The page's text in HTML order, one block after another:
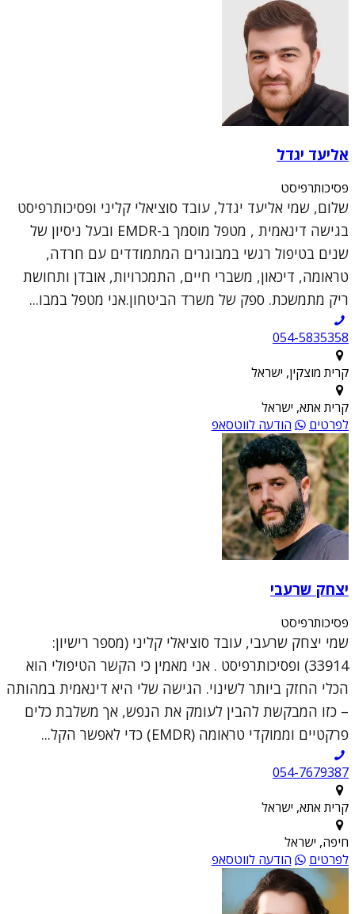
אליעד יגדל
פסיכותרפיסט
שלום, שמי אליעד יגדל, עובד סוציאלי קליני ופסיכותרפיסט
בגישה דינאמית , מטפל מוסמך ב-EMDR ובעל ניסיון של
שנים בטיפול רגשי במבוגרים המתמודדים עם חרדה,
טראומה, דיכאון, משברי חיים, התמכרויות, אובדן ותחושת
ריק מתמשכת. ספק של משרד הביטחון.אני מטפל במבו...
054-5835358
קרית מוצקין, ישראל
קרית אתא, ישראל
לפרטים
הודעה לווטסאפ
יצחק שרעבי
פסיכותרפיסט
שמי יצחק שרעבי, עובד סוציאלי קליני (מספר רישיון:
33914) ופסיכותרפיסט . אני מאמין כי הקשר הטיפולי הוא
הכלי החזק ביותר לשינוי. הגישה שלי היא דינאמית במהותה
– כזו המבקשת להבין לעומק את הנפש, אך משלבת כלים
פרקטיים וממוקדי טראומה (EMDR) כדי לאפשר הקל...
054-7679387
קרית אתא, ישראל
חיפה, ישראל
לפרטים
הודעה לווטסאפ